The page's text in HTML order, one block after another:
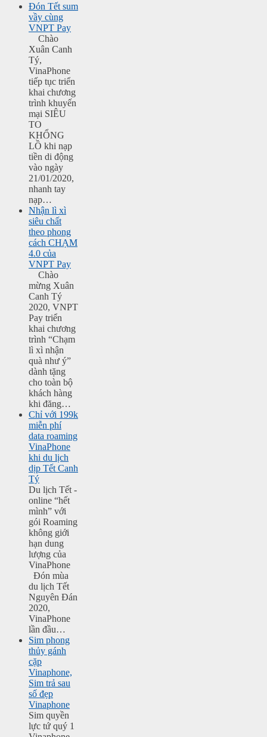
Đón Tết sum
vầy cùng
VNPT Pay
Chào
Xuân Canh
Tý,
VinaPhone
tiếp tục triển
khai chương
trình khuyến
mại SIÊU
TO
KHỔNG
LỒ khi nạp
tiền di động
vào ngày
21/01/2020,
nhanh tay
nạp…
Nhận lì xì
siêu chất
theo phong
cách CHẠM
4.0 của
VNPT Pay
Chào
mừng Xuân
Canh Tý
2020, VNPT
Pay triển
khai chương
trình “Chạm
lì xì nhận
quà như ý”
dành tặng
cho toàn bộ
khách hàng
khi đăng…
Chỉ với 199k
miễn phí
data roaming
VinaPhone
khi du lịch
dịp Tết Canh
Tý
Du lịch Tết -
online “hết
mình” với
gói Roaming
không giới
hạn dung
lượng của
VinaPhone
Đón mùa
du lịch Tết
Nguyên Đán
2020,
VinaPhone
lần đầu…
Sim phong
thủy gánh
cặp
Vinaphone,
Sim trả sau
số đẹp
Vinaphone
Sim quyền
lực tứ quý 1